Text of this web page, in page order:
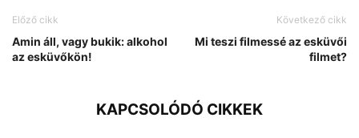
Előző cikk
Amin áll, vagy bukik: alkohol
az esküvőkön!
Következő cikk
Mi teszi filmessé az esküvői
filmet?
KAPCSOLÓDÓ CIKKEK